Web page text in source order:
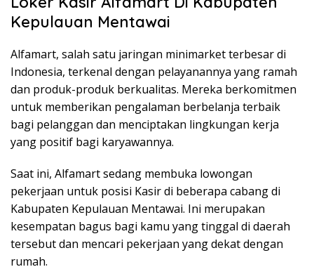
Kepulauan Mentawai
Alfamart, salah satu jaringan minimarket terbesar di
Indonesia, terkenal dengan pelayanannya yang ramah
dan produk-produk berkualitas. Mereka berkomitmen
untuk memberikan pengalaman berbelanja terbaik
bagi pelanggan dan menciptakan lingkungan kerja
yang positif bagi karyawannya.
Saat ini, Alfamart sedang membuka lowongan
pekerjaan untuk posisi Kasir di beberapa cabang di
Kabupaten Kepulauan Mentawai. Ini merupakan
kesempatan bagus bagi kamu yang tinggal di daerah
tersebut dan mencari pekerjaan yang dekat dengan
rumah.